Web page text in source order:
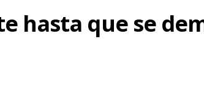
hasta que se